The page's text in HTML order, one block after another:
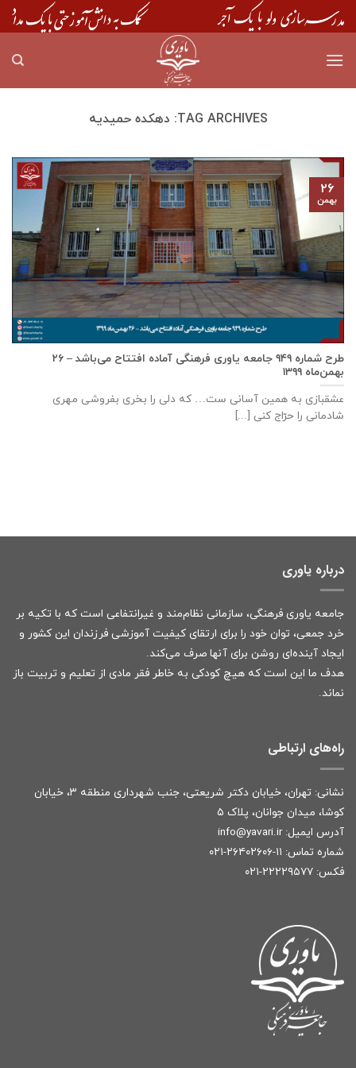
Skip
to
TAG ARCHIVES: دهكده حميديه
طرح شماره ۹۴۹ جامعه ياوری فرهنگی آماده افتتاح می‌باشد – ۲۶
بهمن‌ماه ۱۳۹۹
عشقبازی به همین آسانی ست… که دلی را بخری بفروشی مهری
شادمانی را حرّاج کنی [...]
۲۶
بهمن
درباره یاوری
جامعه یاوری فرهنگی، سازمانی نظام‌مند و غیرانتفاعی است که با تکیه بر
خرد جمعی، توان خود را برای ارتقای کیفیت آموزشی فرزندان این کشور و
ایجاد آینده‌ای روشن برای آنها صرف می‌کند.
هدف ما این است که هیچ کودکی به خاطر فقر مادی از تعلیم و تربیت باز
نماند.
راه‌های ارتباطی
نشانی: تهران، خیابان دکتر شریعتی، جنب شهرداری منطقه ۳، خیابان
کوشا، میدان جوانان، پلاک ۵
آدرس ایمیل: info@yavari.ir
شماره تماس: ۱۱-۲۶۴۰۲۶۰۶-۰۲۱
فکس: ۲۲۲۲۹۵۷۷-۰۲۱